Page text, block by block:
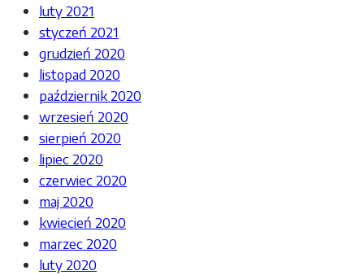
luty 2021
styczeń 2021
grudzień 2020
listopad 2020
październik 2020
wrzesień 2020
sierpień 2020
lipiec 2020
czerwiec 2020
maj 2020
kwiecień 2020
marzec 2020
luty 2020